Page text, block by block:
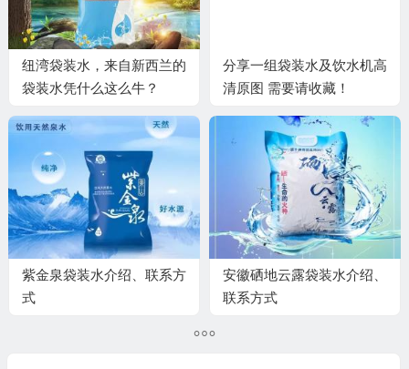
纽湾袋装水，来自新西兰的
袋装水凭什么这么牛？
分享一组袋装水及饮水机高
清原图 需要请收藏！
紫金泉袋装水介绍、联系方
式
安徽硒地云露袋装水介绍、
联系方式